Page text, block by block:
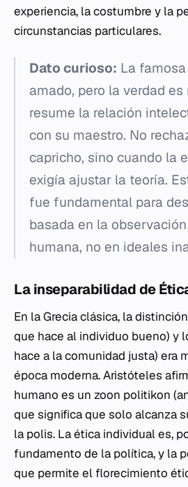
experiencia, la costumbre y la
circunstancias particulares.
Dato curioso: La
amado, pero la verdad
resume la relación
con su maestro. No
capricho, sino cuando la
exigía ajustar la teoría.
fue fundamental para
basada en la
humana, no en ideales
La inseparabilidad de
En la Grecia clásica, la
que hace al individuo bueno) y
hace a la comunidad justa) era
época moderna. Aristóteles
humano es un zoon politikon
que significa que solo alcanza
la polis. La ética individual es,
fundamento de la política, y la
que permite el florecimiento